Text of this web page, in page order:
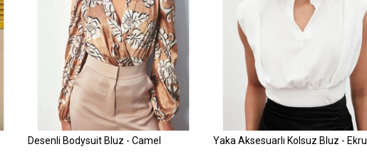
Sepete Ekle
Desenli Bodysuit Bluz - Camel
Sepete Ekle
Yaka Aksesuarlı Kolsuz Bluz - Ekru